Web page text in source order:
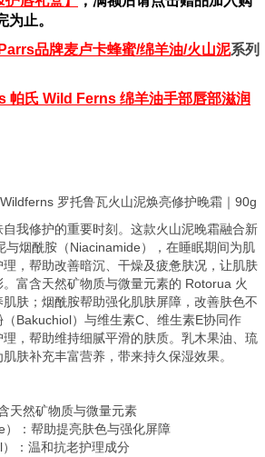
止。
品牌麦卢卡蜂蜜/绵羊油/火山泥系列
帕氏 Wild Ferns 绵羊油手部唇部滋润
罗托鲁瓦火山泥焕亮修护晚霜｜90g
自我修护的重要时刻。这款火山泥晚霜融合新
与烟酰胺（Niacinamide），在睡眠期间为肌
，帮助改善暗沉、干燥及疲惫肤况，让肌肤
富含天然矿物质与微量元素的 Rotorua 火
肤；烟酰胺帮助强化肌肤屏障，改善肤色不
Bakuchiol）与维生素C、维生素E协同作
，帮助维持细腻平滑的肤质。乳木果油、琉
肤补充丰富营养，带来持久保湿效果。
天然矿物质与微量元素
：帮助提亮肤色与强化屏障
：温和抗老护理成分